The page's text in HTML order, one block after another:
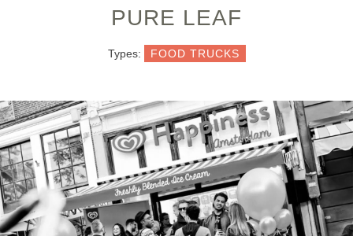
PURE LEAF
Types: FOOD TRUCKS